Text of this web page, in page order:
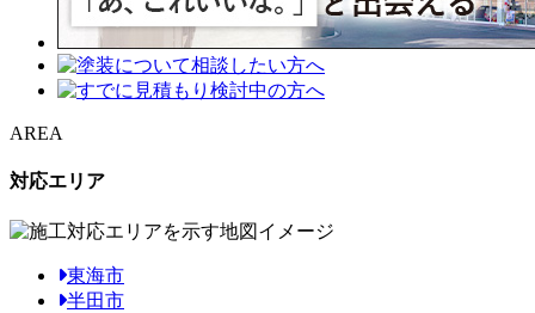
AREA
対応エリア
東海市
半田市